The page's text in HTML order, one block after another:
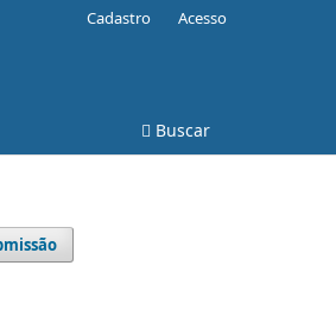
Buscar
Cadastro Acesso